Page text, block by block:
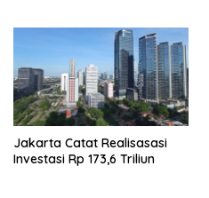
Jakarta Catat Realisasasi
Investasi Rp 173,6 Triliun